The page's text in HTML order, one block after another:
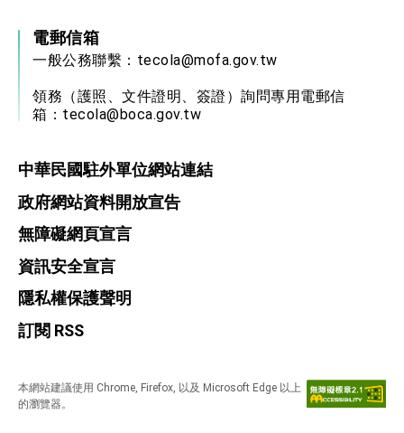
電郵信箱
一般公務聯繫： tecola@mofa.gov.tw
領務（護照、文件證明、簽證）詢問專用電郵信
箱： tecola@boca.gov.tw
中華民國駐外單位網站連結
政府網站資料開放宣告
無障礙網頁宣言
資訊安全宣言
隱私權保護聲明
訂閱 RSS
本網站建議使用 Chrome, Firefox, 以及 Microsoft Edge 以上
的瀏覽器。